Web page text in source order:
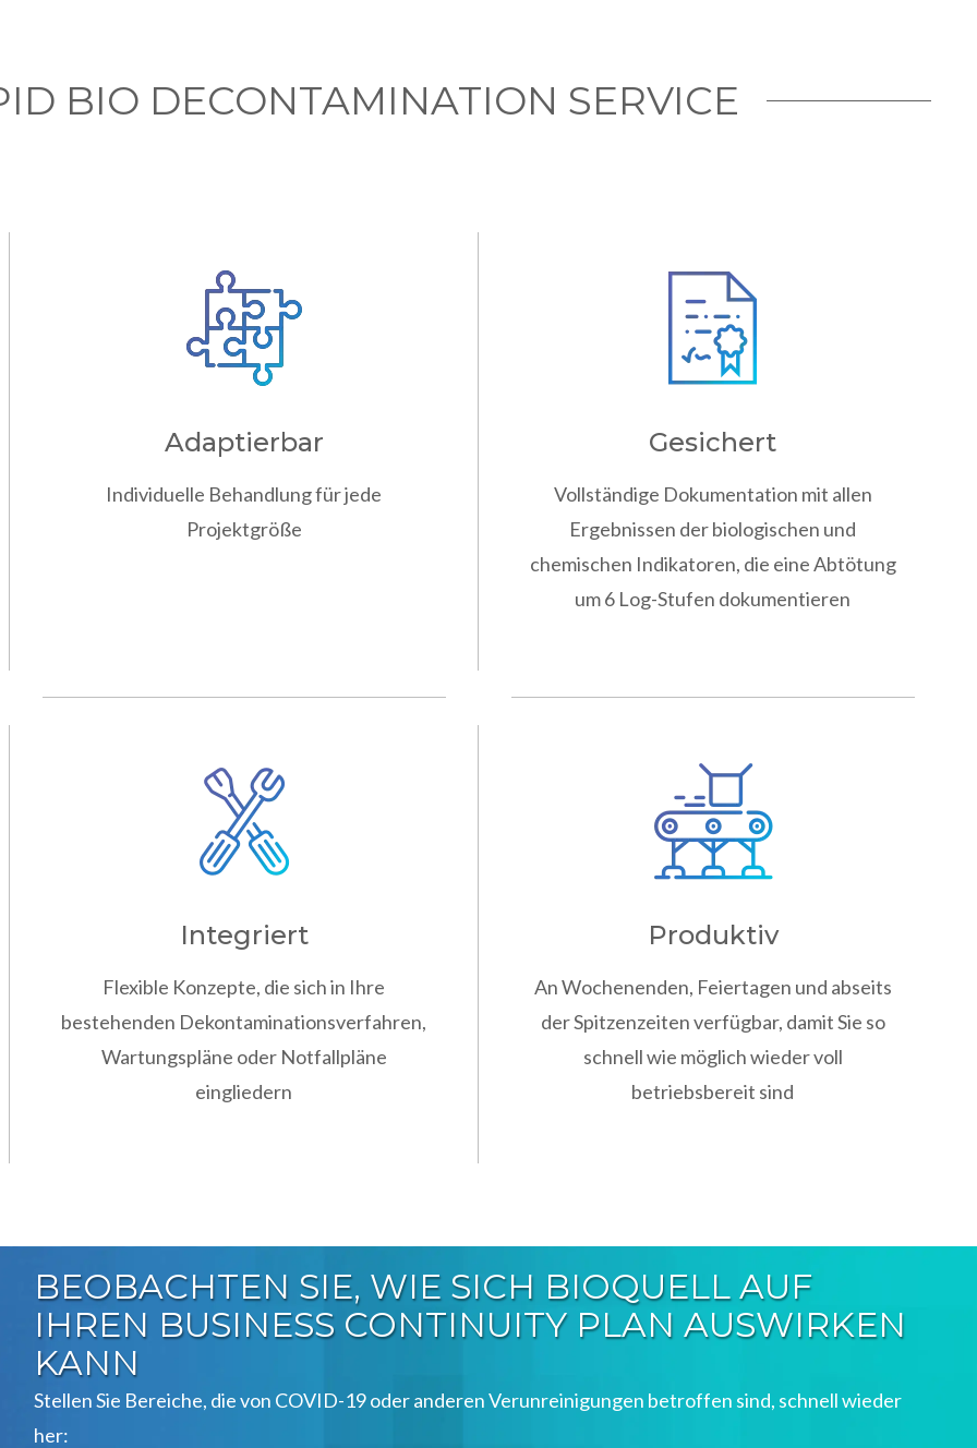
BIO DECONTAMINATION SERVICE
Adaptierbar
Individuelle Behandlung für jede
Projektgröße
Gesichert
Vollständige Dokumentation mit allen
Ergebnissen der biologischen und
chemischen Indikatoren, die eine Abtötung
um 6 Log-Stufen dokumentieren
Integriert
Flexible Konzepte, die sich in Ihre
bestehenden Dekontaminationsverfahren,
Wartungspläne oder Notfallpläne
eingliedern
Produktiv
An Wochenenden, Feiertagen und abseits
der Spitzenzeiten verfügbar, damit Sie so
schnell wie möglich wieder voll
betriebsbereit sind
BEOBACHTEN SIE, WIE SICH BIOQUELL AUF
IHREN BUSINESS CONTINUITY PLAN AUSWIRKEN
KANN
Stellen Sie Bereiche, die von COVID-19 oder anderen Verunreinigungen betroffen sind, schnell wieder
her: